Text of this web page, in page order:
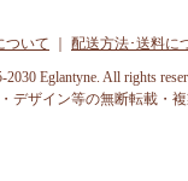
ついて 配送方法･送料に
Eglantyne. All rights
デザイン等の無断転載・複